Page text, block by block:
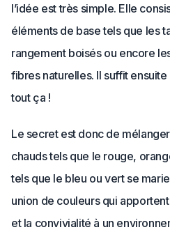
l’idée est très simple. Elle
éléments de base tels que les
rangement boisés ou encore
fibres naturelles. Il suffit ensuite
tout ça !
Le secret est donc de
chauds tels que le rouge,
tels que le bleu ou vert se
union de couleurs qui
et la convivialité à un